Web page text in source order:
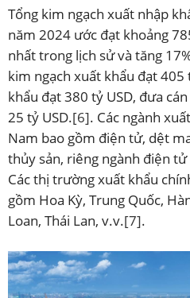
Tổng kim ngạch xuất nhập
năm 2024 ước đạt khoảng
nhất trong lịch sử và tăng
kim ngạch xuất khẩu đạt 405
khẩu đạt 380 tỷ USD, đưa
25 tỷ USD.[6]. Các ngành
Nam bao gồm điện tử, dệt
thủy sản, riêng ngành điện
Các thị trường xuất khẩu
gồm Hoa Kỳ, Trung Quốc,
Loan, Thái Lan, v.v.[7].